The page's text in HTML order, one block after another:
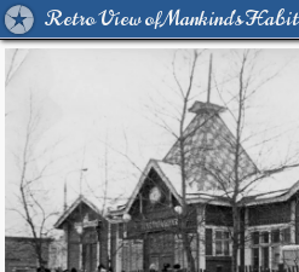
Retro View of Mankind's